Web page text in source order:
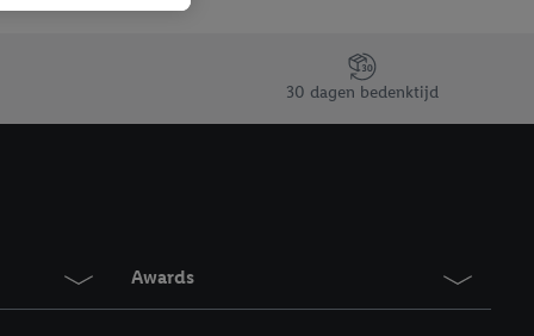
30 dagen bedenktijd
Awards
te plaatsen
jouw gehashte e-
kunnen worden
vergelijkbare
Meer informatie,